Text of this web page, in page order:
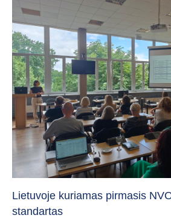
Lietuvoje kuriamas pirmasis
standartas